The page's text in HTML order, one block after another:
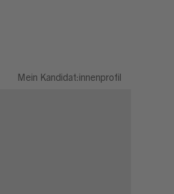
Mein Kandidat:innenprofil